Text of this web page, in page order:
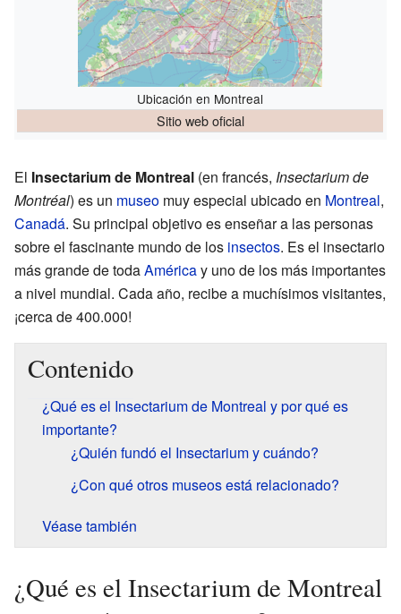
Ubicación en Montreal
Sitio web oficial
El Insectarium de Montreal (en francés, Insectarium de
Montréal) es un museo muy especial ubicado en Montreal,
Canadá. Su principal objetivo es enseñar a las personas
sobre el fascinante mundo de los insectos. Es el insectario
más grande de todaAméricay uno de los más importantes
a nivel mundial. Cada año, recibe a muchísimos visitantes,
¡cerca de 400.000!
Contenido
¿Qué es el Insectarium de Montreal y por qué es
importante?
¿Quién fundó el Insectarium y cuándo?
¿Con qué otros museos está relacionado?
Véase también
¿Qué es el Insectarium de Montreal